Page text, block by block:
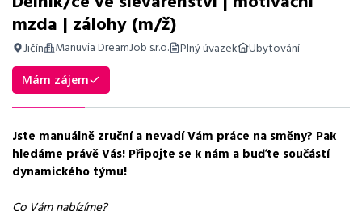
mzda | zálohy (m/ž)
Jičín Manuvia DreamJob s.r.o. Plný úvazek Ubytování
Shrnutí nabídky
Nabídka práce dělník ve slévárenství v Jičíně s výdělkem až 41
Základní informace
Dělník ve slévárenství
Mám zájem
Jste manuálně zruční a nevadí Vám práce na směny? Pak
hledáme právě Vás! Připojte se k nám a buďte součástí
dynamického týmu!
Co Vám nabízíme?